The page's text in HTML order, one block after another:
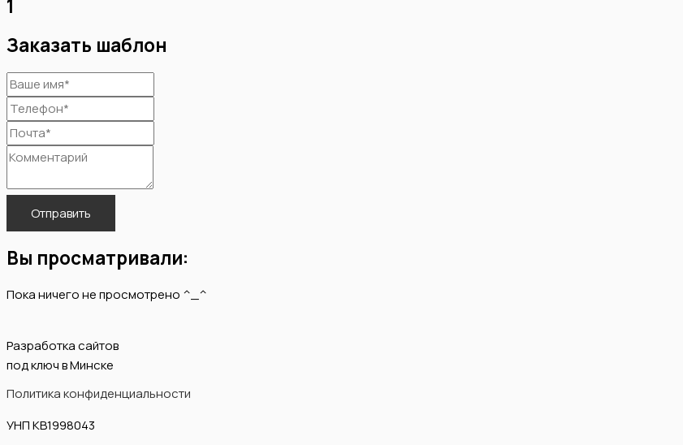
1
Заказать шаблон
Отправить
Вы просматривали:
Пока ничего не просмотрено ^_^
Разработка сайтов
под ключ в Минске
Политика конфиденциальности
УНП KB1998043